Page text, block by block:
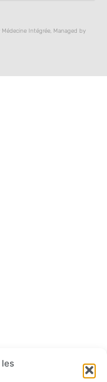
les
Intégrée, Managed by